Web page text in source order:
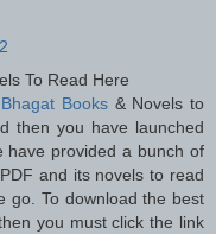
To Read Here
Books& Novels to
then you have launched
have provided a bunch of
and its novels to read
go. To download the best
you must click the link